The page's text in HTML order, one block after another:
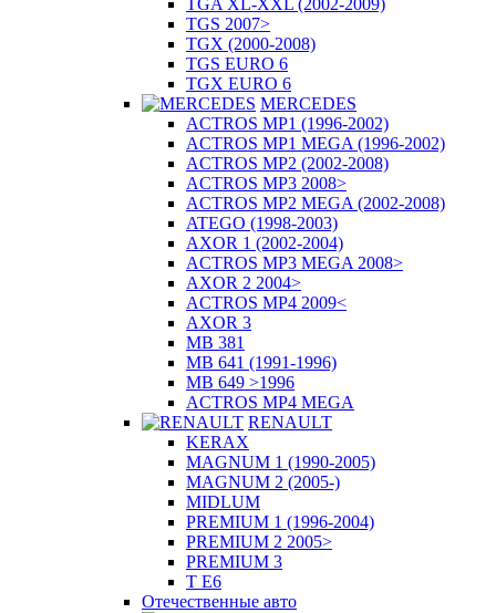
TGA XL-XXL (2002-2009)
TGS 2007>
TGX (2000-2008)
TGS EURO 6
TGX EURO 6
MERCEDES
ACTROS MP1 (1996-2002)
ACTROS MP1 MEGA (1996-2002)
ACTROS MP2 (2002-2008)
ACTROS MP3 2008>
ACTROS MP2 MEGA (2002-2008)
ATEGO (1998-2003)
AXOR 1 (2002-2004)
ACTROS MP3 MEGA 2008>
AXOR 2 2004>
ACTROS MP4 2009<
AXOR 3
MB 381
MB 641 (1991-1996)
MB 649 >1996
ACTROS MP4 MEGA
RENAULT
KERAX
MAGNUM 1 (1990-2005)
MAGNUM 2 (2005-)
MIDLUM
PREMIUM 1 (1996-2004)
PREMIUM 2 2005>
PREMIUM 3
T E6
Отечественные авто